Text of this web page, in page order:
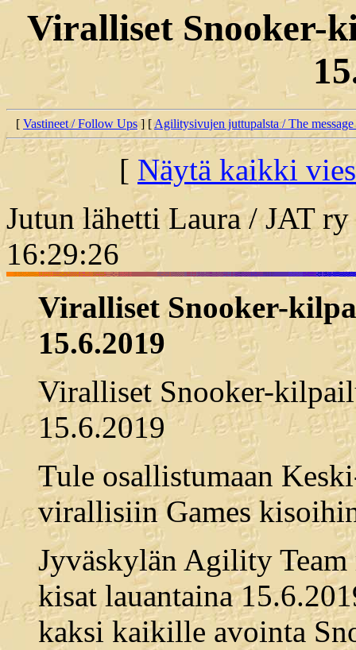
Viralliset Snooker-
[ Vastineet / Follow Ups] [Agilitysivujen juttupalsta / The
[ Näytä kaikki
Jutun lähetti Laura / JAT
16:29:26
Viralliset Snooker-
15.6.2019
Viralliset Snooker-
15.6.2019
Tule osallistumaan
virallisiin Games
Jyväskylän Agility
kisat lauantaina
kaksi kaikille avointa